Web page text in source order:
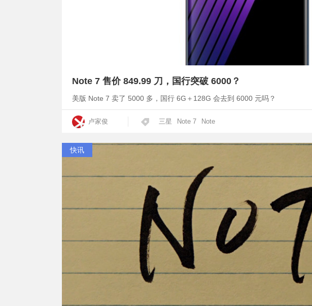
Note 7 售价 849.99 刀，国行突破 6000？
美版 Note 7 卖了 5000 多，国行 6G＋128G 会去到 6000 元吗？
卢家俊 三星 Note 7 Note
快讯